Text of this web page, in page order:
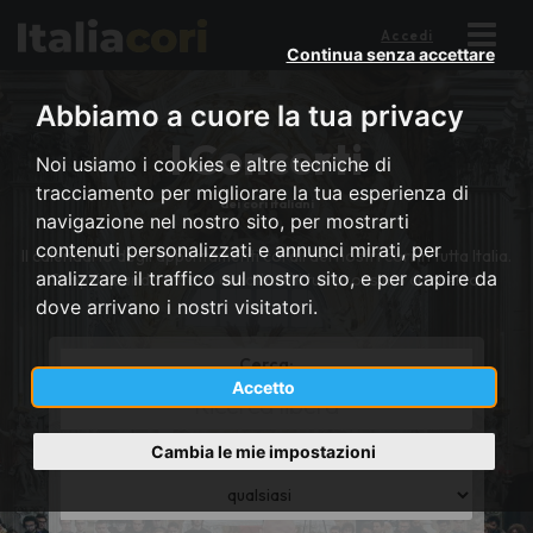
Abbiamo a cuore la tua privacy
Noi usiamo i cookies e altre tecniche di
tracciamento per migliorare la tua esperienza di
navigazione nel nostro sito, per mostrarti
contenuti personalizzati e annunci mirati, per
analizzare il traffico sul nostro sito, e per capire da
dove arrivano i nostri visitatori.
Accetto
Continua senza accettare
Cambia le mie impostazioni
Accedi
I Concerti
dei cori italiani
Il calendario degli appuntamenti corali dei nostri cori in tutta Italia.
Scopri quando e dove ascoltare il tuo prossimo concerto.
Cerca:
*
Title
or
district
name
or
Regione:
*
Province